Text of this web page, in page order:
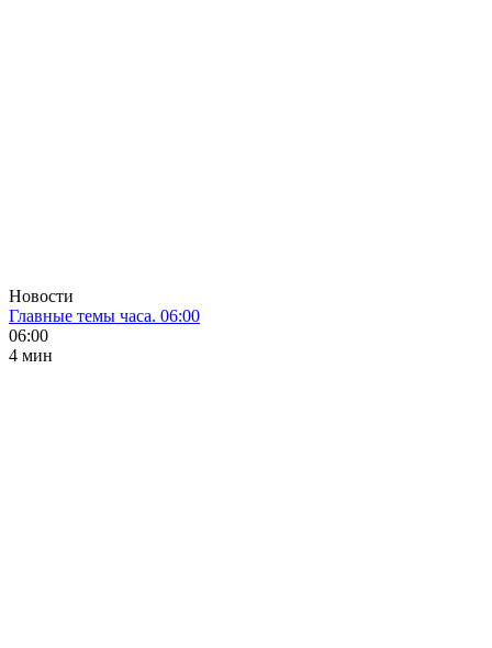
Новости
Главные темы часа. 06:00
06:00
4 мин